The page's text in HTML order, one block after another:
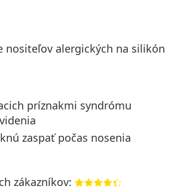
nositeľov alergických na silikón
príznakmi syndrómu
zaspať počas nosenia
zákazníkov: